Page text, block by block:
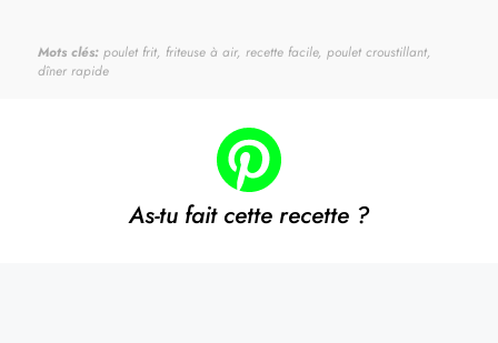
Mots clés: poulet frit, friteuse à air, recette facile, poulet croustillant,
dîner rapide
As-tu fait cette recette ?